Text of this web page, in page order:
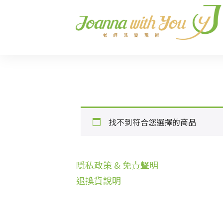
找不到符合您選擇的商品
隱私政策 & 免責聲明
退換貨說明